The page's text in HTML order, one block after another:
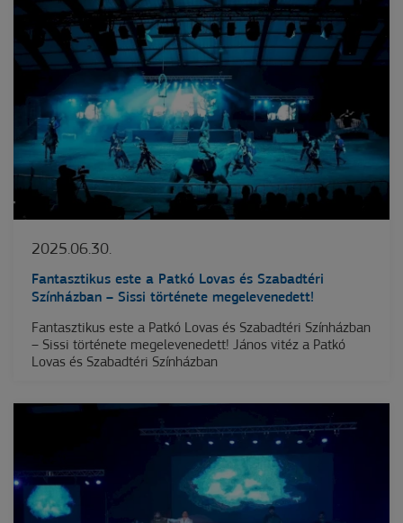
2025.06.30.
Fantasztikus este a Patkó Lovas és Szabadtéri
Színházban – Sissi története megelevenedett!
Fantasztikus este a Patkó Lovas és Szabadtéri Színházban
– Sissi története megelevenedett! János vitéz a Patkó
Lovas és Szabadtéri Színházban